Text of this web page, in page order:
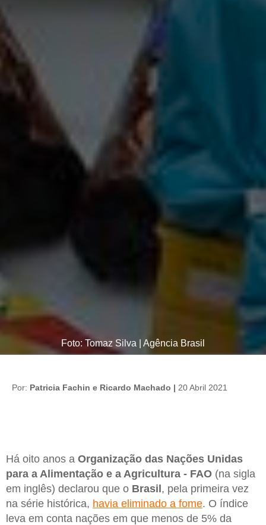
Foto: Tomaz Silva | Agência Brasil
Por: Patricia Fachin e Ricardo Machado | 20 Abril 2021
Há oito anos a Organização das Nações Unidas
para a Alimentação e a Agricultura - FAO (na sigla
em inglês) declarou que o Brasil, pela primeira vez
na série histórica, havia eliminado a fome. O índice
leva em conta nações em que menos de 5% da